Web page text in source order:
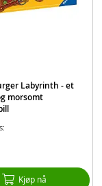
Labyrinth - et
morsomt
Kjøp nå